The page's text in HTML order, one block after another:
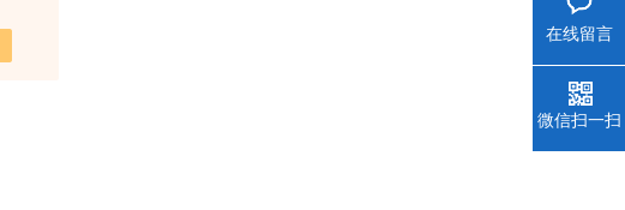
在线留言
微信扫一扫